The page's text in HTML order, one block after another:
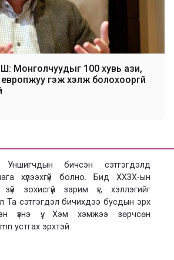
Монголчуудыг 100 хувь ази,
гэж хэлж болохооргүй
бичсэн сэтгэгдэлд
хүлээхгүй болно. Бид ХХЗХ-ын
зохисгүй зарим үг, хэллэгийг
Та сэтгэгдэл бичихдээ бусдын эрх
үзнэ үү. Хэм хэмжээ зөрчсөн
устгах эрхтэй.